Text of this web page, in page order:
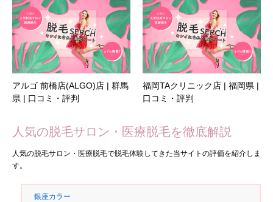
アルゴ 前橋店(ALGO)店 | 群馬
県 | 口コミ・評判
福岡TAクリニック店 | 福岡県 |
口コミ・評判
人気の脱毛サロン・医療脱毛を徹底解説
人気の脱毛サロン・医療脱毛で脱毛体験してきた当サイトの評価を紹介しま
す。
銀座カラー